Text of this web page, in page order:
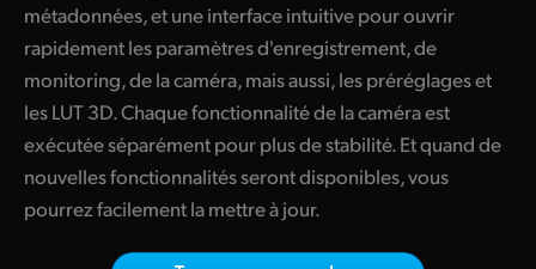
Italy
Korea
Mexico
Malaysia
métadonnées, et une interface intuitive pour ouvrir
rapidement les paramètres d'enregistrement, de
monitoring, de la caméra, mais aussi, les préréglages et
les LUT 3D. Chaque fonctionnalité de la caméra est
exécutée séparément pour plus de stabilité. Et quand de
nouvelles fonctionnalités seront disponibles, vous
pourrez facilement la mettre à jour.